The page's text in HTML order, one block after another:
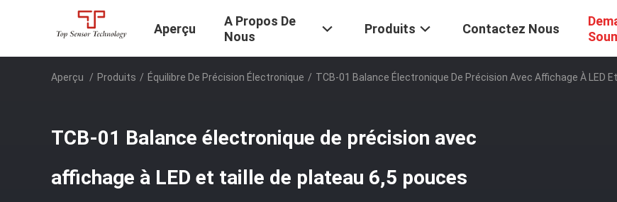
Aperçu
A Propos De
Nous
Produits Contactez Nous
Aperçu / Produits / Équilibre De Précision Électronique / TCB-01 Balance Électronique De Précision Avec Affichage À LED
TCB-01 Balance électronique de précision avec
affichage à LED et taille de plateau 6,5 pouces